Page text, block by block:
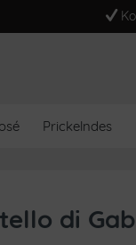
Prickelndes
di